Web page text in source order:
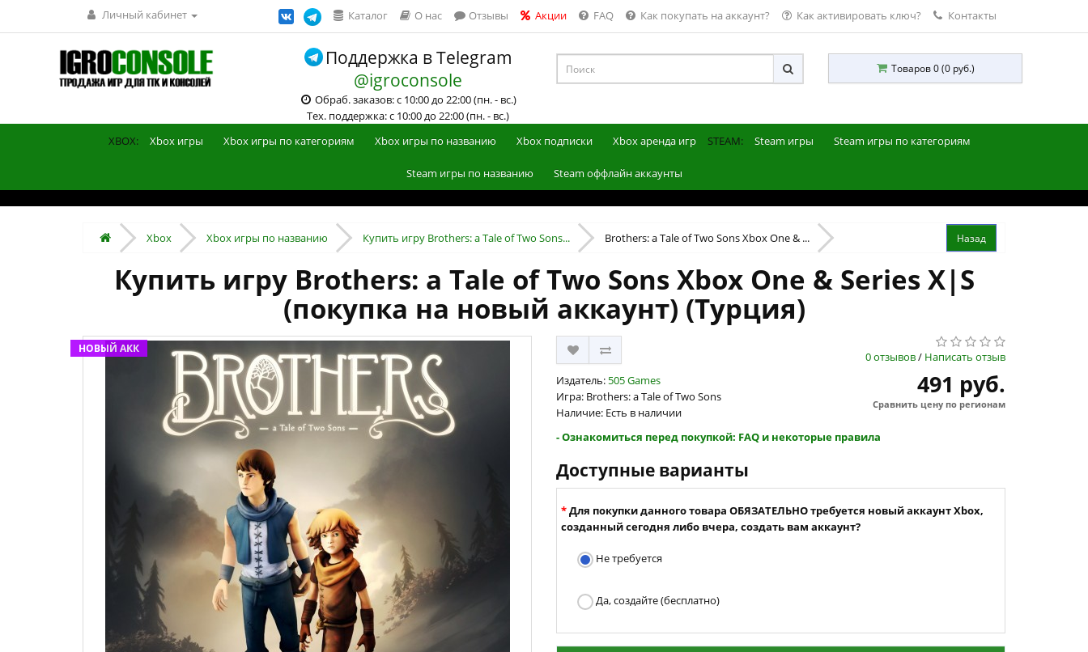
Личный кабинет Каталог О нас Отзывы Акции FAQ Как покупать на аккаунт? Как активировать ключ? Контакты
Поддержка в Telegram
@igroconsole
Обраб. заказов: с 10:00 до 22:00 (пн. - вс.)
Тех. поддержка: с 10:00 до 22:00 (пн. - вс.)
Товаров 0 (0 руб.)
XBOX: Xbox игры Xbox игры по категориям Xbox игры по названию Xbox подписки Xbox аренда игр STEAM: Steam игры Steam игры по категориям
Steam игры по названию Steam оффлайн аккаунты
Xbox Xbox игры по названию Купить игру Brothers: a Tale of Two Sons... Brothers: a Tale of Two Sons Xbox One & ...
Купить игру Brothers: a Tale of Two Sons Xbox One & Series X|S
(покупка на новый аккаунт) (Турция)
НОВЫЙ АКК
0 отзывов/ Написать отзыв
Издатель: 505 Games
Игра: Brothers: a Tale of Two Sons
Наличие: Есть в наличии
491 руб.
Сравнить цену по регионам
- Ознакомиться перед покупкой: FAQ и некоторые правила
Доступные варианты
Для покупки данного товара ОБЯЗАТЕЛЬНО требуется новый аккаунт Xbox,
созданный сегодня либо вчера, создать вам аккаунт?
Не требуется
Да, создайте (бесплатно)